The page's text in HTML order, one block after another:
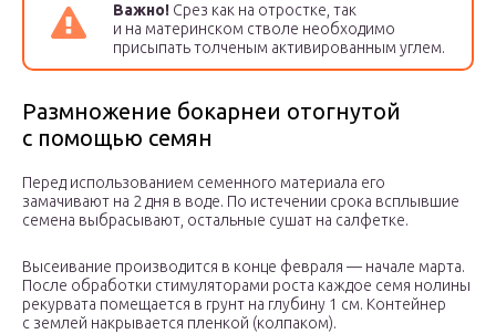
Важно! Срез как на отростке, так
и на материнском стволе необходимо
присыпать толченым активированным углем.
Размножение бокарнеи отогнутой
с помощью семян
Перед использованием семенного материала его
замачивают на 2 дня в воде. По истечении срока всплывшие
семена выбрасывают, остальные сушат на салфетке.
Высеивание производится в конце февраля — начале марта.
После обработки стимуляторами роста каждое семя нолины
рекурвата помещается в грунт на глубину 1 см. Контейнер
с землей накрывается пленкой (колпаком).